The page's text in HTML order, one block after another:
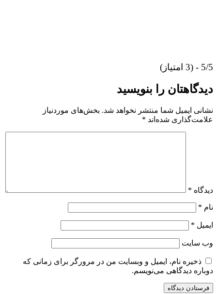
5/5 - (3 امتیاز)
دیدگاهتان را بنویسید
نشانی ایمیل شما منتشر نخواهد شد. بخش‌های موردنیاز
علامت‌گذاری شده‌اند *
دیدگاه *
نام *
ایمیل *
وب‌ سایت
ذخیره نام، ایمیل و وبسایت من در مرورگر برای زمانی که
دوباره دیدگاهی می‌نویسم.